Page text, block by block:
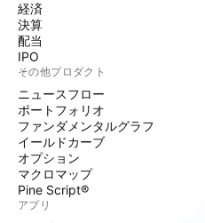
経済
決算
配当
IPO
その他プロダクト
ニュースフロー
ポートフォリオ
ファンダメンタルグラフ
イールドカーブ
オプション
マクロマップ
Pine Script®
アプリ